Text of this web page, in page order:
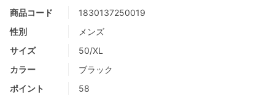
商品コード
1830137250019
性別
メンズ
サイズ
50/XL
カラー
ブラック
ポイント
58